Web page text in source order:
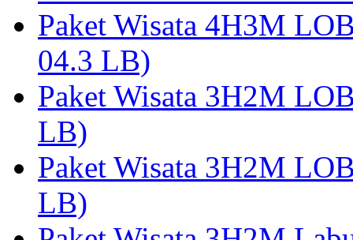
Paket Wisata 4H3M
04.3 LB)
Paket Wisata 3H2M
LB)
Paket Wisata 3H2M
LB)